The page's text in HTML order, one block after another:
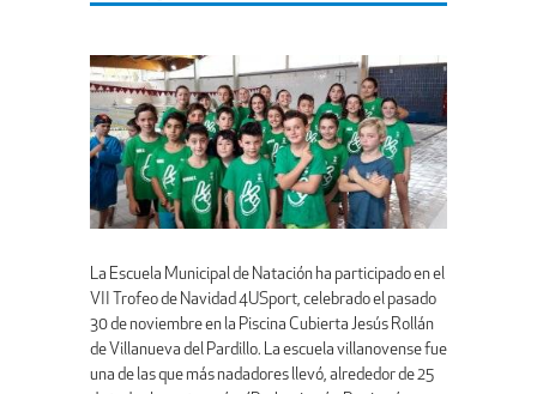
La Escuela Municipal de Natación ha participado en el
VII Trofeo de Navidad 4USport, celebrado el pasado
30 de noviembre en la Piscina Cubierta Jesús Rollán
de Villanueva del Pardillo. La escuela villanovense fue
una de las que más nadadores llevó, alrededor de 25